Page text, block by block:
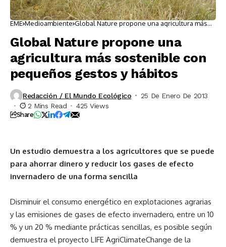
EME Medioambiente Global Nature propone una agricultura más
Global Nature propone una
agricultura más sostenible con
pequeños gestos y hábitos
Redacción / El Mundo Ecológico
25 De Enero De 2013
2 Mins Read
425 Views
Share
Un estudio demuestra a los agricultores que se puede
para ahorrar dinero y reducir los gases de efecto
invernadero de una forma sencilla
Disminuir el consumo energético en explotaciones agrarias
y las emisiones de gases de efecto invernadero, entre un 10
% y un 20 % mediante prácticas sencillas, es posible según
demuestra el proyecto LIFE AgriClimateChange de la